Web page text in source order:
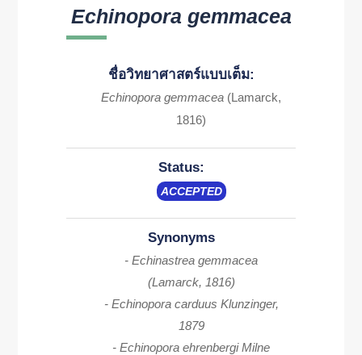
Echinopora gemmacea
ชื่อวิทยาศาสตร์แบบเต็ม:
Echinopora gemmacea (Lamarck,
1816)
Status:
ACCEPTED
Synonyms
- Echinastrea gemmacea
(Lamarck, 1816)
- Echinopora carduus Klunzinger,
1879
- Echinopora ehrenbergi Milne